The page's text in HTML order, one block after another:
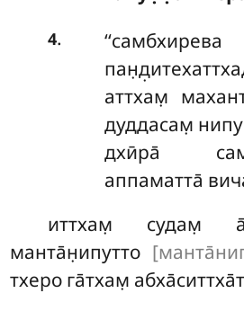
4.
аттхам̣
дуддасам̣
дхӣра̄
аппаматта̄
иттхам̣ судам̣
манта̄н̣ипутто
тхеро га̄тхам̣